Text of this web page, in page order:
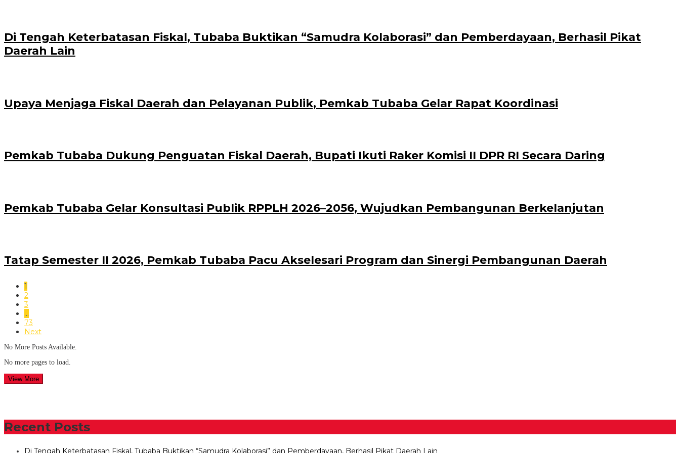
Di Tengah Keterbatasan Fiskal, Tubaba Buktikan “Samudra Kolaborasi” dan Pemberdayaan, Berhasil Pikat
Daerah Lain
Upaya Menjaga Fiskal Daerah dan Pelayanan Publik, Pemkab Tubaba Gelar Rapat Koordinasi
Pemkab Tubaba Dukung Penguatan Fiskal Daerah, Bupati Ikuti Raker Komisi II DPR RI Secara Daring
Pemkab Tubaba Gelar Konsultasi Publik RPPLH 2026–2056, Wujudkan Pembangunan Berkelanjutan
Tatap Semester II 2026, Pemkab Tubaba Pacu Akselesari Program dan Sinergi Pembangunan Daerah
1
2
3
…
73
Next
No More Posts Available.
No more pages to load.
View More
Recent Posts